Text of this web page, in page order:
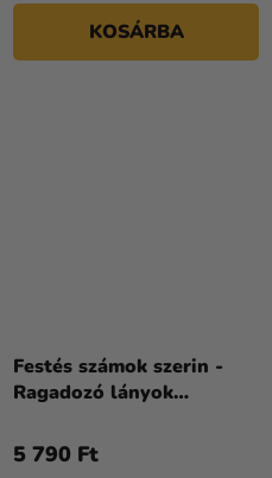
KOSÁRBA
Festés számok szerin -
Ragadozó lányok
cm
5 790 Ft